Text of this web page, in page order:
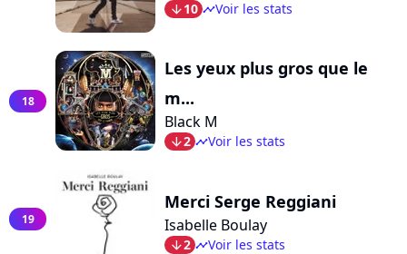
arrow_bot10 timelineVoir les stats
18
Les yeux plus gros que le
m...
Black M
arrow_bot2 timelineVoir les stats
19
Merci Serge Reggiani
Isabelle Boulay
arrow_bot2 timelineVoir les stats